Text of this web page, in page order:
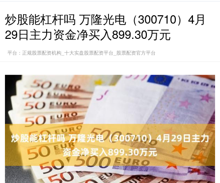
炒股能杠杆吗 万隆光电（300710）4月
29日主力资金净买入899.30万元
平台：正规股票配资机构_十大实盘股票配资平台_股票配资官方平台